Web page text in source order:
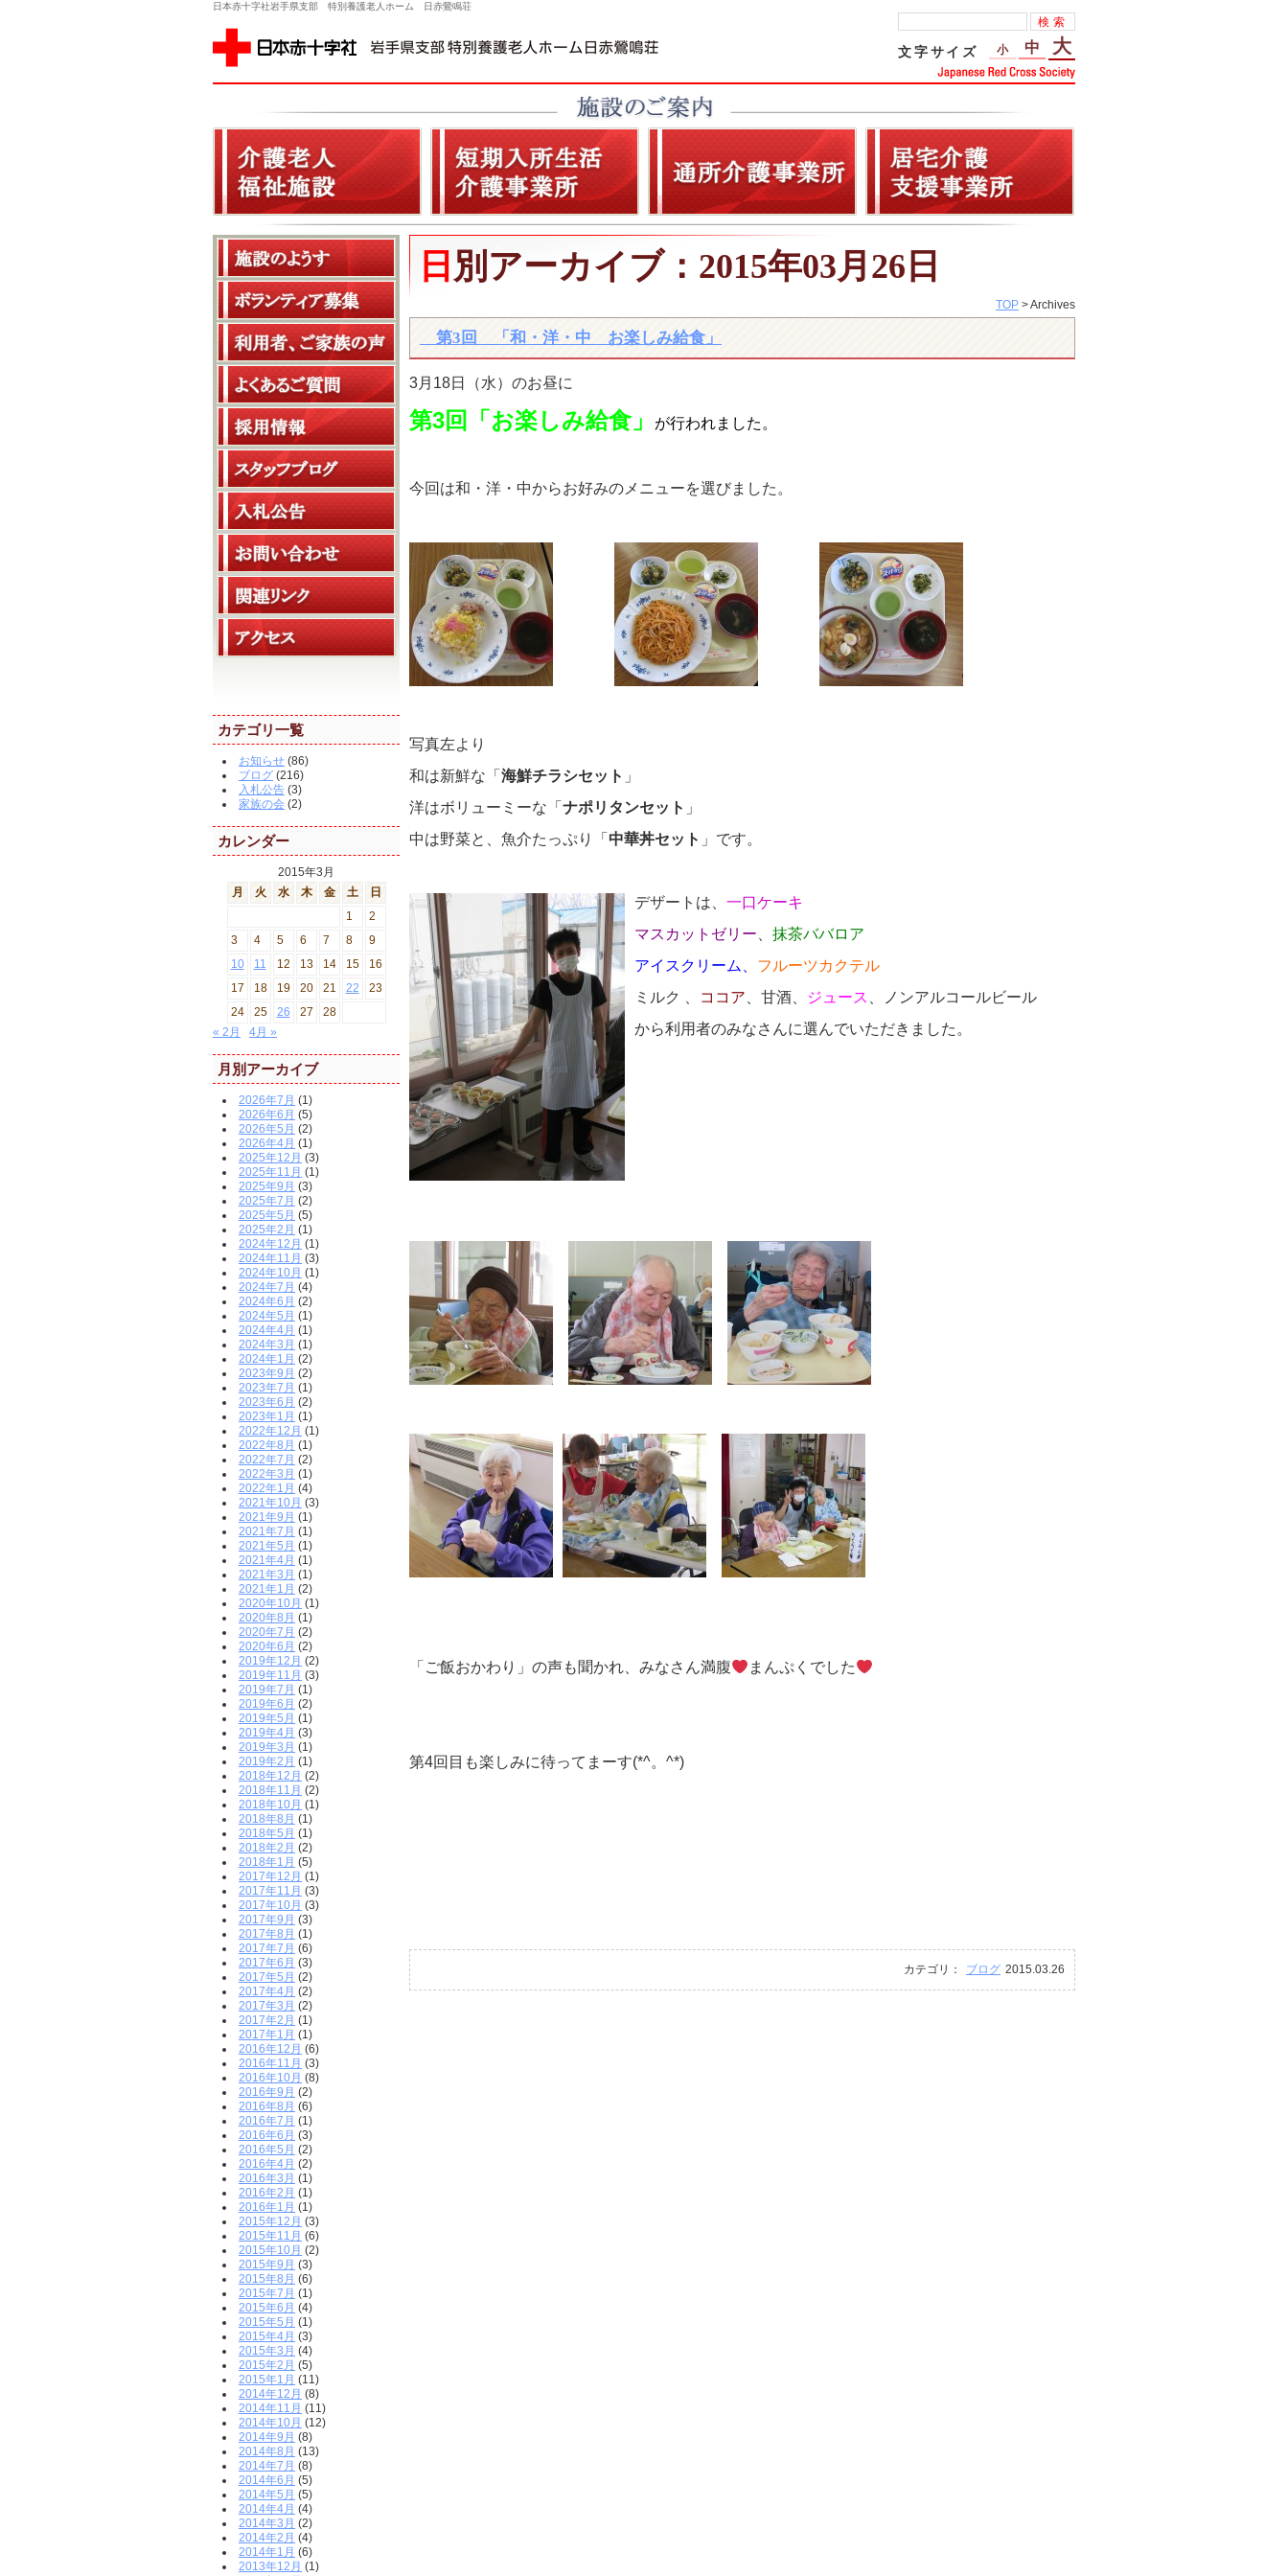
日本赤十字社岩手県支部 特別養護老人ホーム 日赤鶯鳴荘
文字サイズ 小 中 大
カテゴリ一覧
お知らせ (86)
ブログ (216)
入札公告 (3)
家族の会 (2)
カレンダー
2015年3月
月
火 水 木 金 土
日
1
2
3
4 5 6 7 8
9
10
11 12 13 14 15
16
17
18 19 20 21 22
23
24
25 26 27
28
« 2月
4月 »
月別アーカイブ
2026年7月 (1)
2026年6月 (5)
2026年5月 (2)
2026年4月 (1)
2025年12月 (3)
2025年11月 (1)
2025年9月 (3)
2025年7月 (2)
2025年5月 (5)
2025年2月 (1)
2024年12月 (1)
2024年11月 (3)
2024年10月 (1)
2024年7月 (4)
2024年6月 (2)
2024年5月 (1)
2024年4月 (1)
2024年3月 (1)
2024年1月 (2)
2023年9月 (2)
2023年7月 (1)
2023年6月 (2)
2023年1月 (1)
2022年12月 (1)
2022年8月 (1)
2022年7月 (2)
2022年3月 (1)
2022年1月 (4)
2021年10月 (3)
2021年9月 (1)
2021年7月 (1)
2021年5月 (1)
2021年4月 (1)
2021年3月 (1)
2021年1月 (2)
2020年10月 (1)
2020年8月 (1)
2020年7月 (2)
2020年6月 (2)
2019年12月 (2)
2019年11月 (3)
2019年7月 (1)
2019年6月 (2)
2019年5月 (1)
2019年4月 (3)
2019年3月 (1)
2019年2月 (1)
2018年12月 (2)
2018年11月 (2)
2018年10月 (1)
2018年8月 (1)
2018年5月 (1)
2018年2月 (2)
2018年1月 (5)
2017年12月 (1)
2017年11月 (3)
2017年10月 (3)
2017年9月 (3)
2017年8月 (1)
2017年7月 (6)
2017年6月 (3)
2017年5月 (2)
2017年4月 (2)
2017年3月 (2)
2017年2月 (1)
2017年1月 (1)
2016年12月 (6)
2016年11月 (3)
2016年10月 (8)
2016年9月 (2)
2016年8月 (6)
2016年7月 (1)
2016年6月 (3)
2016年5月 (2)
2016年4月 (2)
2016年3月 (1)
2016年2月 (1)
2016年1月 (1)
2015年12月 (3)
2015年11月 (6)
2015年10月 (2)
2015年9月 (3)
2015年8月 (6)
2015年7月 (1)
2015年6月 (4)
2015年5月 (1)
2015年4月 (3)
2015年3月 (4)
2015年2月 (5)
2015年1月 (11)
2014年12月 (8)
2014年11月 (11)
2014年10月 (12)
2014年9月 (8)
2014年8月 (13)
2014年7月 (8)
2014年6月 (5)
2014年5月 (5)
2014年4月 (4)
2014年3月 (2)
2014年2月 (4)
2014年1月 (6)
2013年12月 (1)
日別アーカイブ：2015年03月26日
TOP > Archives
第3回 「和・洋・中 お楽しみ給食」
3月18日（水）のお昼に
第3回「お楽しみ給食」 が行われました。
今回は和・洋・中からお好みのメニューを選びました。
写真左より
和は新鮮な「 海鮮チラシセット 」
洋はボリューミーな「 ナポリタンセット 」
中は野菜と、魚介たっぷり「 中華丼セット 」です。
デザートは
一口ケーキ
マスカットゼリー
抹茶ババロア
アイスクリーム、 フルーツカクテル
ミルク 、
ココア 、甘酒、 ジュース
、ノンアルコールビール
から利用者のみなさんに選んでいただきました。
「ご飯おかわり」の声も聞かれ、みなさん満腹 まんぷくでした
第4回目も楽しみに待ってまーす(*^。^*)
2015.03.26
カテゴリ： ブログ